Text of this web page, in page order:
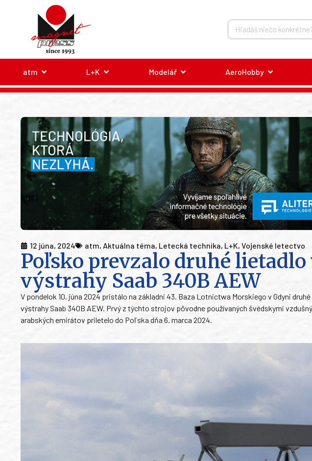
atm L+K Modelář AeroHobby
12 júna, 2024 atm, Aktuálna téma, Letecká technika, L+K, Vojenské letectvo
Poľsko prevzalo druhé lietadlo
výstrahy Saab 340B AEW
V pondelok 10. júna 2024 pristálo na základni 43. Baza Lotnictwa Morskiego v Gdyni
výstrahy Saab 340B AEW. Prvý z týchto strojov pôvodne používaných švédskymi
arabských emirátov priletelo do Poľska dňa 6. marca 2024.